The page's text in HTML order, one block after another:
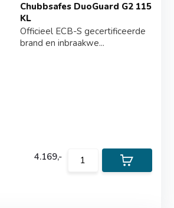
Chubbsafes DuoGuard G2 115
KL
Officieel ECB-S gecertificeerde
brand en inbraakwe...
4.169,-